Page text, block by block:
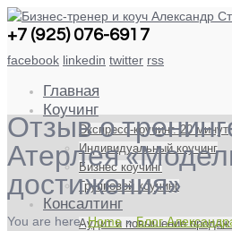
+7 (925) 076-6917
facebook linkedin twitter rss
Главная
Коучинг
Экспресс-коучинг. 20 минут
Индивидуальный коучинг
Бизнес коучинг
Групповой коучинг
Консалтинг
Аудит и повышение продаж
Отзыв о
Атерлея
достижения»
You are here:Home » Блог